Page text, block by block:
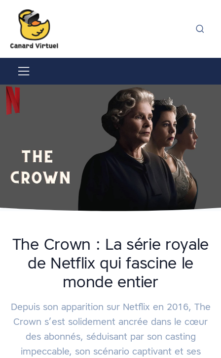
The Crown : La série royale
de Netflix qui fascine le
monde entier
Depuis son apparition sur Netflix en 2016, The
Crown s’est solidement ancrée dans le cœur
des abonnés, séduisant par son casting
impeccable, son scénario captivant et ses